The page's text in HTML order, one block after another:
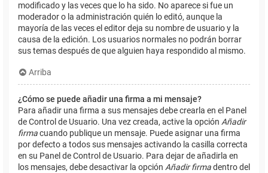
modificado y las veces que lo ha sido. No aparece si fue un
moderador o la administración quién lo editó, aunque la
mayoría de las veces el editor deja su nombre de usuario y la
causa de la edición. Los usuarios normales no podrán borrar
sus temas después de que alguien haya respondido al mismo.
Arriba
¿Cómo se puede añadir una firma a mi mensaje?
Para añadir una firma a sus mensajes debe crearla en el Panel
de Control de Usuario. Una vez creada, active la opción Añadir
firmacuando publique un mensaje. Puede asignar una firma
por defecto a todos sus mensajes activando la casilla correcta
en su Panel de Control de Usuario. Para dejar de añadirla en
los mensajes, debe desactivar la opción Añadir firmadentro del